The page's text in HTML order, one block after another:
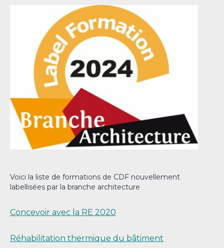
Voici la liste de formations de CDF nouvellement
labellisées par la branche architecture
Concevoir avec la RE 2020
Réhabilitation thermique du bâtiment